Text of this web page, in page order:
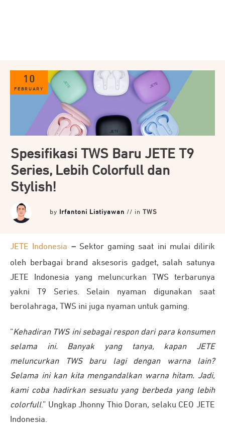
10
FEBRUARY
Spesifikasi TWS Baru JETE T9
Series, Lebih Colorfull dan
Stylish!
by Irfantoni Listiyawan // in TWS
JETE Indonesia – Sektor gaming saat ini mulai dilirik
oleh berbagai brand aksesoris gadget, salah satunya
JETE Indonesia yang meluncurkan TWS terbarunya
yakni T9 Series. Selain nyaman digunakan saat
berolahraga, TWS ini juga nyaman untuk gaming.
“Kehadiran TWS ini sebagai respon dari para konsumen
selama ini. Banyak yang tanya, kapan JETE
meluncurkan TWS baru lagi dengan warna lain?
Selama ini kan kita mengandalkan warna hitam. Jadi,
kami coba hadirkan sesuatu yang berbeda yang lebih
colorfull.” Ungkap Jhonny Thio Doran, selaku CEO JETE
Indonesia.